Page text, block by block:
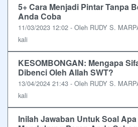
5+ Cara Menjadi Pintar Tanpa
Anda Coba
11/03/2023 12:02 - Oleh RUDY S.
kali
KESOMBONGAN: Mengapa
Dibenci Oleh Allah SWT?
13/04/2024 21:43 - Oleh RUDY S.
kali
Inilah Jawaban Untuk Soal